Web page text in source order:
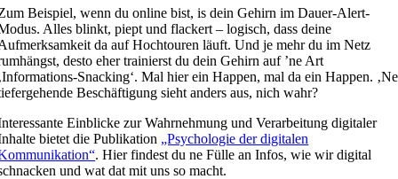
Beispiel, wenn du online bist, is dein Gehirn im Dauer-Alert-
Alles blinkt, piept und flackert – logisch, dass deine
da auf Hochtouren läuft. Und je mehr du im Netz
desto eher trainierst du dein Gehirn auf ’ne Art
Snacking‘. Mal hier ein Happen, mal da ein Happen. ‚Ne
Beschäftigung sieht anders aus, nich wahr?
Einblicke zur Wahrnehmung und Verarbeitung digitaler
bietet die Publikation „Psychologie der digitalen
. Hier findest du ne Fülle an Infos, wie wir digital
und wat dat mit uns so macht.